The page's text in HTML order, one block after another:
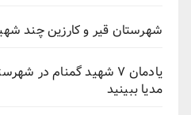
شهرستان قیر و کارزین چند
یادمان ۷ شهید گمنام در
مدیا ببینید